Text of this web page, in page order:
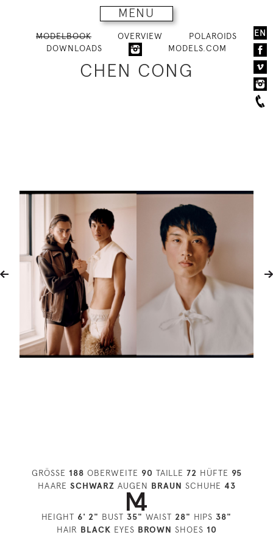
MENU
EN
MODELBOOK OVERVIEW
POLAROIDS
DOWNLOADS
MODELS.COM
CHEN CONG
GRÖSSE 188 OBERWEITE 90 TAILLE 72 HÜFTE 95
HAARE SCHWARZ AUGEN BRAUN SCHUHE 43
HEIGHT 6' 2" BUST 35" WAIST 28" HIPS 38"
HAIR BLACK EYES BROWN SHOES 10